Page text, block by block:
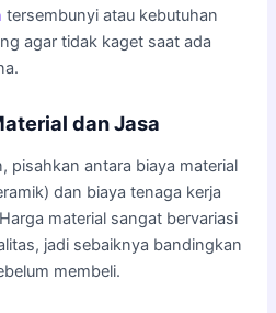
tersembunyi atau kebutuhan
agar tidak kaget saat ada
dan Jasa
pisahkan antara biaya material
dan biaya tenaga kerja
material sangat bervariasi
jadi sebaiknya bandingkan
membeli.